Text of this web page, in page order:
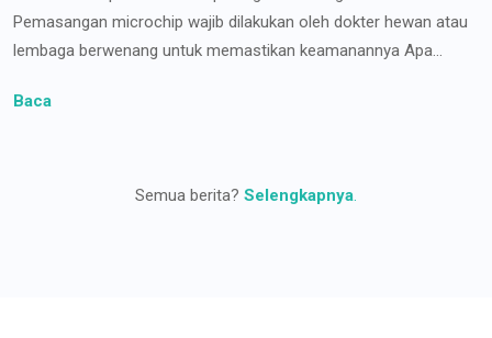
Pemasangan microchip wajib dilakukan oleh dokter hewan atau
lembaga berwenang untuk memastikan keamanannya Apa...
Baca
Semua berita? Selengkapnya